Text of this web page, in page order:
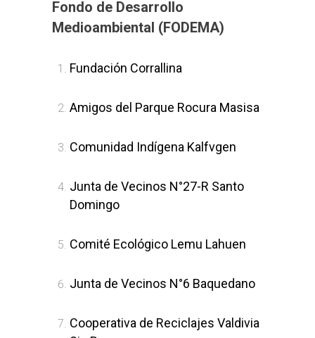
Fondo de Desarrollo
Medioambiental (FODEMA)
Fundación Corrallina
Amigos del Parque Rocura Masisa
Comunidad Indígena Kalfvgen
Junta de Vecinos N°27-R Santo
Domingo
Comité Ecológico Lemu Lahuen
Junta de Vecinos N°6 Baquedano
Cooperativa de Reciclajes Valdivia